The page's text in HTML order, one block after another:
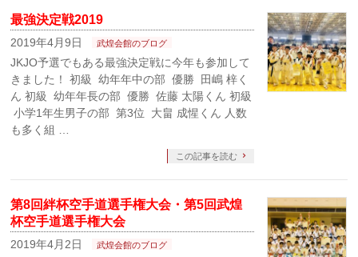
最強決定戦2019
2019年4月9日 武煌会館のブログ
JKJO予選でもある最強決定戦に今年も参加して
きました！ 初級 幼年年中の部 優勝 田嶋 梓く
ん 初級 幼年年長の部 優勝 佐藤 太陽くん 初級
小学1年生男子の部 第3位 大畠 成惺くん 人数
も多く組 …
この記事を読む
第8回絆杯空手道選手権大会・第5回武煌
杯空手道選手権大会
2019年4月2日 武煌会館のブログ